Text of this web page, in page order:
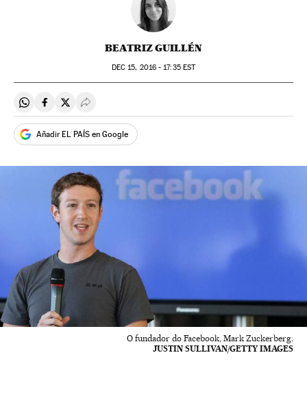
BEATRIZ GUILLÉN
DEC 15, 2016 - 17:35EST
Compartir en Whatsapp
Compartir en Facebook
Compartir en Twitter
Desplegar Redes Sociales
Añadir EL PAÍS en Google
O fundador do Facebook, Mark Zuckerberg.
JUSTIN SULLIVAN/GETTY IMAGES